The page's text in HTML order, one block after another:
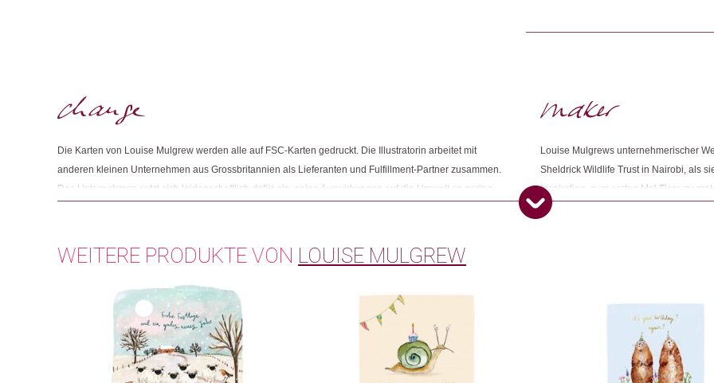
Die Karten von Louise Mulgrew werden alle auf FSC-Karten gedruckt. Die Illustratorin arbeitet mit
anderen kleinen Unternehmen aus Grossbritannien als Lieferanten und Fulfillment-Partner zusammen.
Das Unternehmen setzt sich leidenschaftlich dafür ein, seine Auswirkungen auf die Umwelt so gering
Louise Mulgrews unternehmerischer
Sheldrick Wildlife Trust in Nairobi, als
Inspiration, zum ersten Mal Tiere zu
Kollektion, "Furry Friends", welche bis
WEITERE PRODUKTE VON LOUISE MULGREW